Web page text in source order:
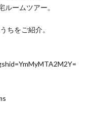
ームツアー。
ちをご紹介。